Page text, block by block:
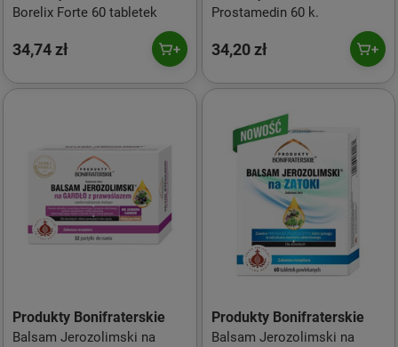
Borelix Forte 60 tabletek
34,74 zł
Prostamedin 60 k.
34,20 zł
Produkty Bonifraterskie
Balsam Jerozolimski na
Produkty Bonifraterskie
Balsam Jerozolimski na